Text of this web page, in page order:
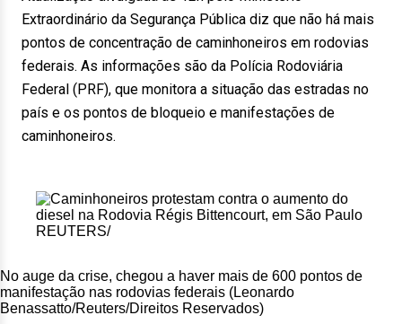
Extraordinário da Segurança Pública diz que não há mais
pontos de concentração de caminhoneiros em rodovias
federais. As informações são da Polícia Rodoviária
Federal (PRF), que monitora a situação das estradas no
país e os pontos de bloqueio e manifestações de
caminhoneiros.
No auge da crise, chegou a haver mais de 600 pontos de
manifestação nas rodovias federais (Leonardo
Benassatto/Reuters/Direitos Reservados)